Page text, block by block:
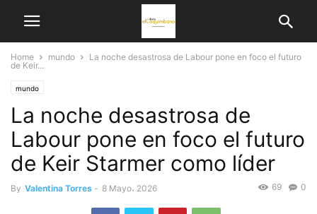
Home mundo
La noche desastrosa de Labour pone en foco el futuro
de Keir...
mundo
La noche desastrosa de
Labour pone en foco el futuro
de Keir Starmer como líder
By Valentina Torres - 8 Mayo، 2026 0
69